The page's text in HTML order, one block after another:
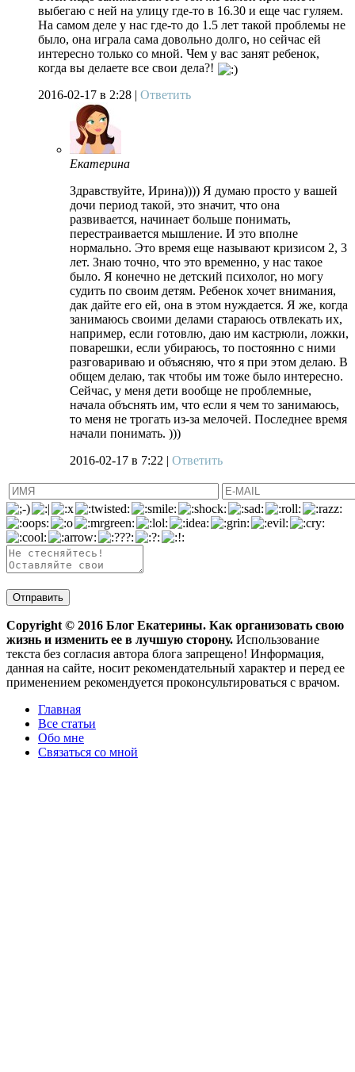
выбегаю с ней на улицу где-то в 16.30 и еще час гуляем.
На самом деле у нас где-то до 1.5 лет такой проблемы не
было, она играла сама довольно долго, но сейчас ей
интересно только со мной. Чем у вас занят ребенок,
когда вы делаете все свои дела?!
2016-02-17 в 2:28 | Ответить
Екатерина
Здравствуйте, Ирина)))) Я думаю просто у вашей
дочи период такой, это значит, что она
развивается, начинает больше понимать,
перестраивается мышление. И это вполне
нормально. Это время еще называют кризисом 2, 3
лет. Знаю точно, что это временно, у нас такое
было. Я конечно не детский психолог, но могу
судить по своим детям. Ребенок хочет внимания,
дак дайте его ей, она в этом нуждается. Я же, когда
занимаюсь своими делами стараюсь отвлекать их,
например, если готовлю, даю им кастрюли, ложки,
поварешки, если убираюсь, то постоянно с ними
разговариваю и объясняю, что я при этом делаю. В
общем делаю, так чтобы им тоже было интересно.
Сейчас, у меня дети вообще не проблемные,
начала объснять им, что если я чем то занимаюсь,
то меня не трогать из-за мелочей. Последнее время
начали понимать. )))
2016-02-17 в 7:22 | Ответить
Copyright © 2016 Блог Екатерины. Как организовать свою
жизнь и изменить ее в лучшую сторону. Использование
текста без согласия автора блога запрещено! Информация,
данная на сайте, носит рекомендательный характер и перед ее
применением рекомендуется проконсультироваться с врачом.
Главная
Все статьи
Обо мне
Связаться со мной